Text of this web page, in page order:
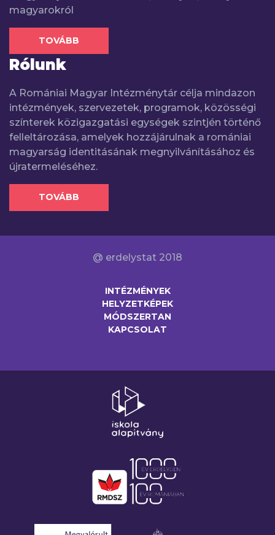
magyarokról
TOVÁBB
Rólunk
A Romániai Magyar Intézménytár célja mindazon
intézmények, szervezetek, programok, közösségi
színterek közigazgatási egységek szintjén történő
felleltározása, amelyek hozzájárulnak a romániai
magyarság identitásának megnyilvánításához és
újratermeléséhez.
TOVÁBB
@ erdelystat 2018
INTÉZMÉNYEK
HELYZETKÉPEK
MÓDSZERTAN
KAPCSOLAT